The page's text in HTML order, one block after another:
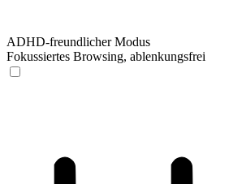
ADHD-freundlicher Modus
Fokussiertes Browsing, ablenkungsfrei